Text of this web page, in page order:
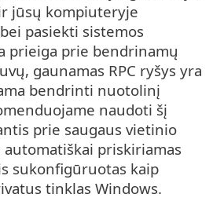
jūsų kompiuteryje
pasiekti sistemos
prieiga prie bendrinamų
gaunamas RPC ryšys yra
bendrinti nuotolinį
naudoti šį
prie saugaus vietinio
priskiriamas
sukonfigūruotas kaip
tinklas Windows.